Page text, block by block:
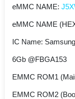
eMMC NAME:
eMMC NAME
IC Name:
6Gb @FBGA153
EMMC ROM1
EMMC ROM2